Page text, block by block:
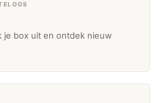
je box uit en ontdek nieuw